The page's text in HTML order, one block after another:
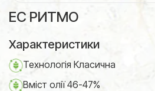
ЕС РИТМО
Характеристики
Технологія Класична
Вміст олії 46-47%